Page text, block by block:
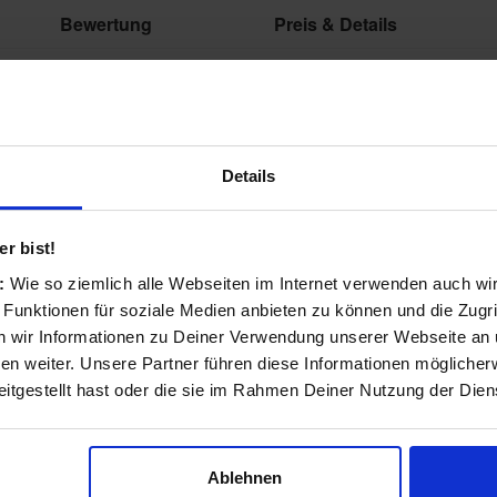
Details
bist!
Wie so ziemlich alle Webseiten im Internet verwenden auch
für soziale Medien anbieten zu können und die
wir Informationen zu Deiner Verwendung unserer Webseite
weiter. Unsere Partner führen diese Informationen
hast oder die sie im Rahmen Deiner Nutzung der
Ablehnen
Bewertung Preis & Details
119,99 €
authentischem Sound, ganz gleich, welchen Sport du treibst.
gleich, ob du volle Konzentration brauchst oder dich einfach nur
sein, ohne Kompromisse einzugehen – selbst bei Sportohrhörern. Der
und deine Leistung auf das nächste Level bringen kannst.